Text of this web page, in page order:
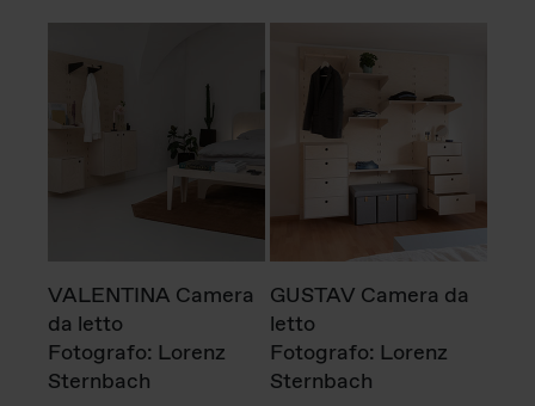
VALENTINA Camera
da letto
Fotografo: Lorenz
Sternbach
GUSTAV Camera da
letto
Fotografo: Lorenz
Sternbach